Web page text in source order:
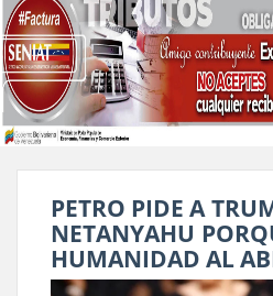
PETRO PIDE A
NETANYAHU
HUMANIDAD AL